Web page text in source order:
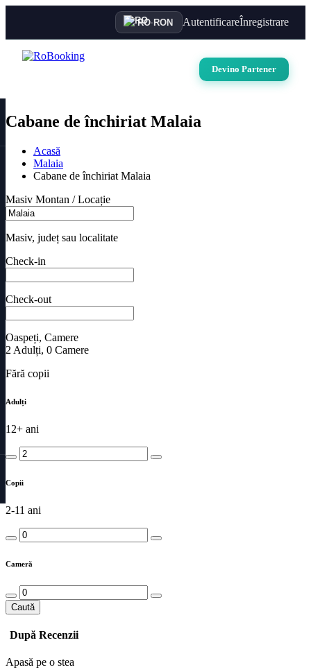
RO·RON AutentificareÎnregistrare
Devino Partener
Cabane de închiriat Malaia
Acasă
Malaia
Cabane de închiriat Malaia
Masiv Montan / Locație
Masiv, județ sau localitate
Check-in
Check-out
Oaspeți, Camere
2 Adulți, 0 Camere
Fără copii
Adulți
12+ ani
Copii
2-11 ani
Cameră
Caută
După Recenzii
Apasă pe o stea